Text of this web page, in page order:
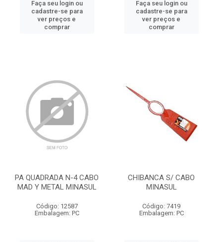
Faça seu login ou
cadastre-se para
ver preços e
comprar
Faça seu login ou
cadastre-se para
ver preços e
comprar
PA QUADRADA N-4 CABO
MAD Y METAL MINASUL
Código: 12587
Embalagem: PC
CHIBANCA S/ CABO
MINASUL
Código: 7419
Embalagem: PC